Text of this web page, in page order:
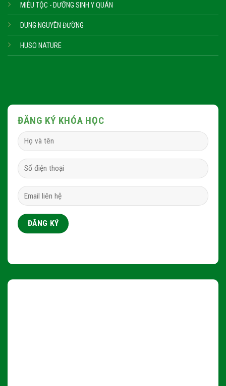
MIÊU TỘC - DƯỠNG SINH Y QUÁN
DUNG NGUYÊN ĐƯỜNG
HUSO NATURE
ĐĂNG KÝ KHÓA HỌC